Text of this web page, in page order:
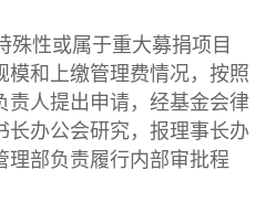
性或属于重大募捐项目
模和上缴管理费情况，按照
责人提出申请，经基金会律
长办公会研究，报理事长办
理部负责履行内部审批程